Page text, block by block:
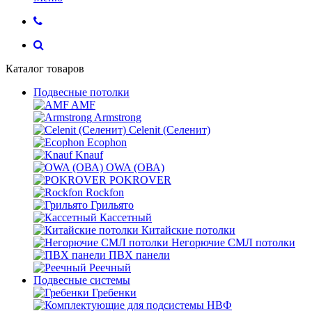
Каталог товаров
Подвесные потолки
AMF
Armstrong
Celenit (Селенит)
Ecophon
Knauf
OWA (ОВА)
POKROVER
Rockfon
Грильято
Кассетный
Китайские потолки
Негорючие СМЛ потолки
ПВХ панели
Реечный
Подвесные системы
Гребенки